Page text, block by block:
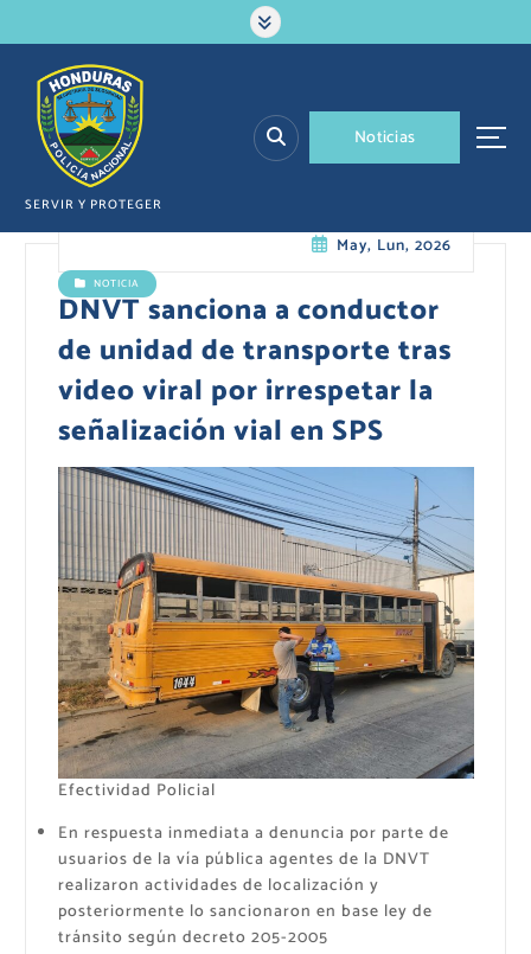
a
SERVIR Y PROTEGER
Noticias
May, Lun, 2026
NOTICIA
DNVT sanciona a conductor
de unidad de transporte tras
video viral por irrespetar la
señalización vial en SPS
Efectividad Policial
En respuesta inmediata a denuncia por parte de
usuarios de la vía pública agentes de la DNVT
realizaron actividades de localización y
posteriormente lo sancionaron en base ley de
tránsito según decreto 205-2005